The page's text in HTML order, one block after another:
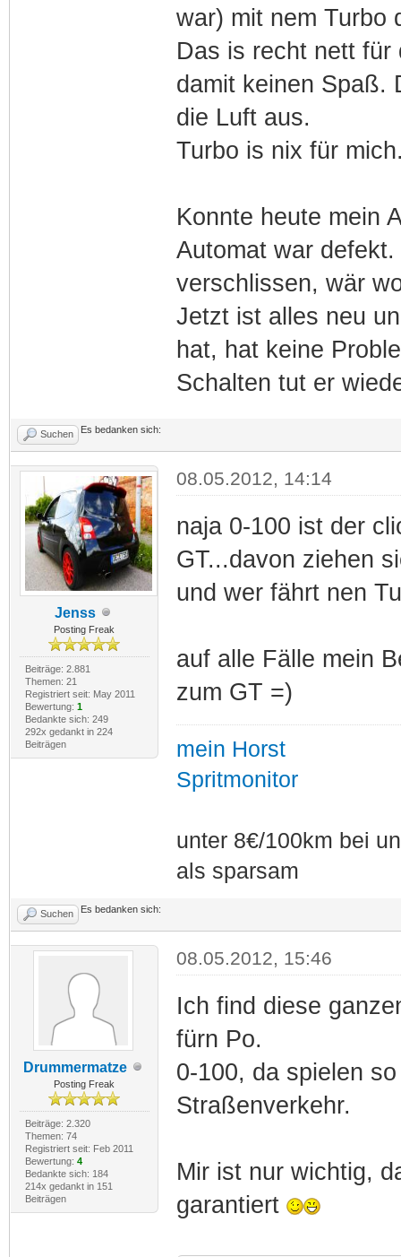
war) mit nem Turbo
Das is recht nett für
damit keinen Spaß.
die Luft aus.
Turbo is nix für
Konnte heute mein
Automat war
verschlissen, wär
Jetzt ist alles neu
hat, hat keine
Schalten tut er
Suchen Es bedanken sich:
Jenss
Posting Freak
Beiträge: 2.881
Themen: 21
Registriert seit: May 2011
Bewertung: 1
Bedankte sich: 249
292x gedankt in 224
Beiträgen
08.05.2012, 14:14
naja 0-100 ist der
GT...davon ziehen
und wer fährt nen
auf alle Fälle mein
zum GT =)
mein Horst
Spritmonitor
unter 8€/100km bei
als sparsam
Suchen Es bedanken sich:
Drummermatze
Posting Freak
Beiträge: 2.320
Themen: 74
Registriert seit: Feb 2011
Bewertung: 4
Bedankte sich: 184
214x gedankt in 151
Beiträgen
08.05.2012, 15:46
Ich find diese
fürn Po.
0-100, da spielen
Straßenverkehr.
Mir ist nur wichtig,
garantiert